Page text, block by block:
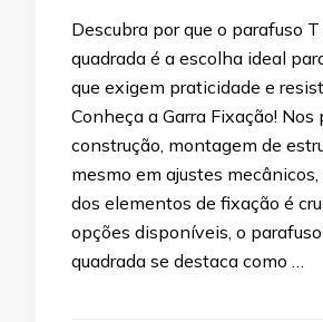
Descubra por que o parafuso
quadrada é a escolha ideal
que exigem praticidade e
Conheça a Garra Fixação! Nos
construção, montagem de
mesmo em ajustes
dos elementos de fixação é
opções disponíveis, o
quadrada se destaca como …